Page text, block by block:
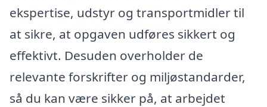
ekspertise, udstyr og transportmidler til
at sikre, at opgaven udføres sikkert og
effektivt. Desuden overholder de
relevante forskrifter og miljøstandarder,
så du kan være sikker på, at arbejdet